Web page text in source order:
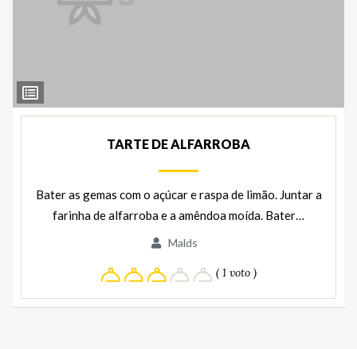
Ver
Ingredientes
TARTE DE ALFARROBA
Bater as gemas com o açúcar e raspa de limão. Juntar a
farinha de alfarroba e a amêndoa moída. Bater…
Malds
( 1 voto )